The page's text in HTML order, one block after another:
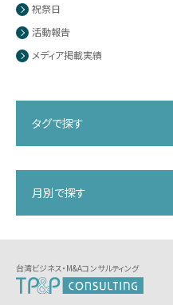
祝祭日
活動報告
メディア掲載実績
タグで探す
月別で探す
台湾ビジネス・M&Aコンサルティング